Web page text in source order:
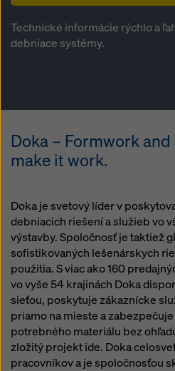
Technické informácie rýchlo a
debniace systémy.
Doka – Formwork
make it work.
Doka je svetový líder v
debniacich riešení a služieb vo
výstavby. Spoločnosť je taktiež
sofistikovaných lešenárskych
použitia. S viac ako 160
vo vyše 54 krajinách Doka
sieťou, poskytuje zákaznícke
priamo na mieste a
potrebného materiálu bez
zložitý projekt ide. Doka
pracovníkov a je spoločnosťou